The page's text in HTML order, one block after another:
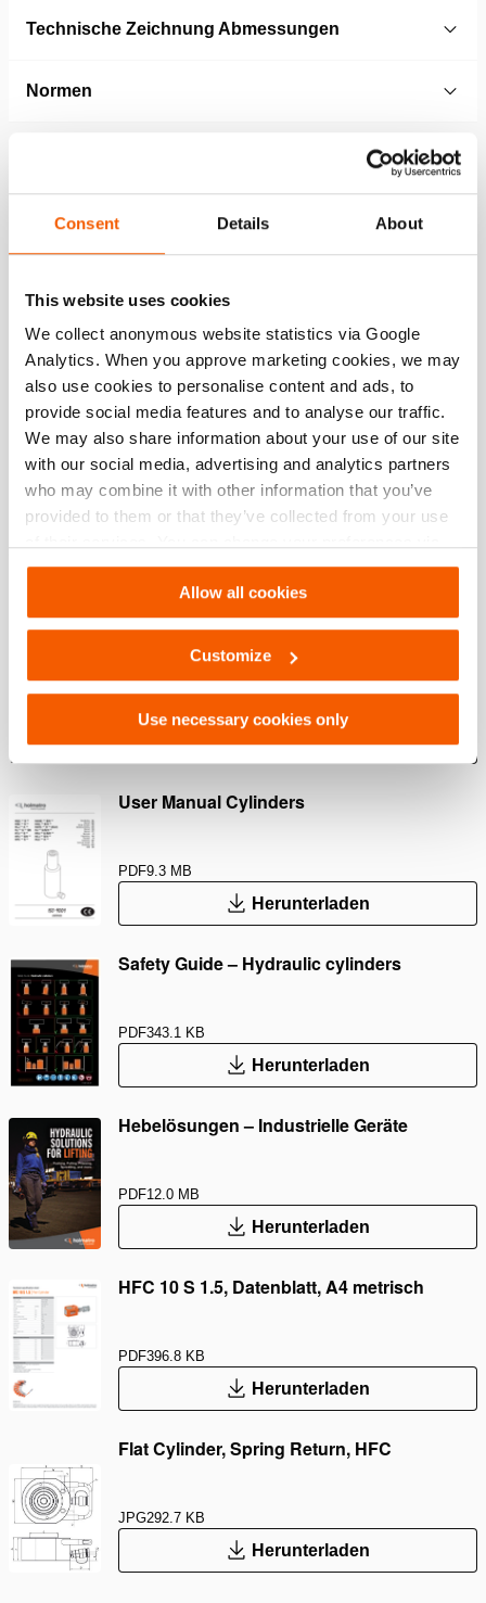
Consent Details About
This website uses cookies
We collect anonymous website statistics via Google
Analytics. When you approve marketing cookies, we may
also use cookies to personalise content and ads, to
provide social media features and to analyse our traffic.
We may also share information about your use of our site
with our social media, advertising and analytics partners
who may combine it with other information that you’ve
provided to them or that they’ve collected from your use
Settings. See ourcookiestatement.
Allow all cookies
Customize
Use necessary cookies only
Technische Zeichnung Abmessungen
Normen
Flat Cylinder, Spring Return, HFC
Merkmale
Kompakte, flache Ausführung, effizient bei begrenzten
Einführungsraum
15-mm-Hub bei allen Modellen
Safety Guide – Hydraulic hoses & couplers
PDF445.7 KB
Herunterladen
User Manual Cylinders
PDF9.3 MB
Herunterladen
Safety Guide – Hydraulic cylinders
PDF343.1 KB
Herunterladen
Hebelösungen – Industrielle Geräte
PDF12.0 MB
Herunterladen
HFC 10 S 1.5, Datenblatt, A4 metrisch
PDF396.8 KB
Herunterladen
Flat Cylinder, Spring Return, HFC
JPG292.7 KB
Herunterladen